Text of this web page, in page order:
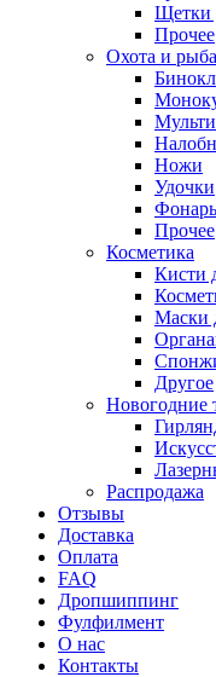
Щетки
Прочее
Охота и
Ножи
Удочки
Прочее
Косметика
Кисти
Маски
Другое
Новогодние
Распродажа
Отзывы
Доставка
Оплата
FAQ
Дропшиппинг
Фулфилмент
О нас
Контакты